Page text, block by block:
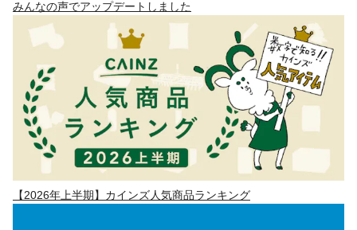
みんなの声でアップデートしました
【2026年上半期】カインズ人気商品ランキング